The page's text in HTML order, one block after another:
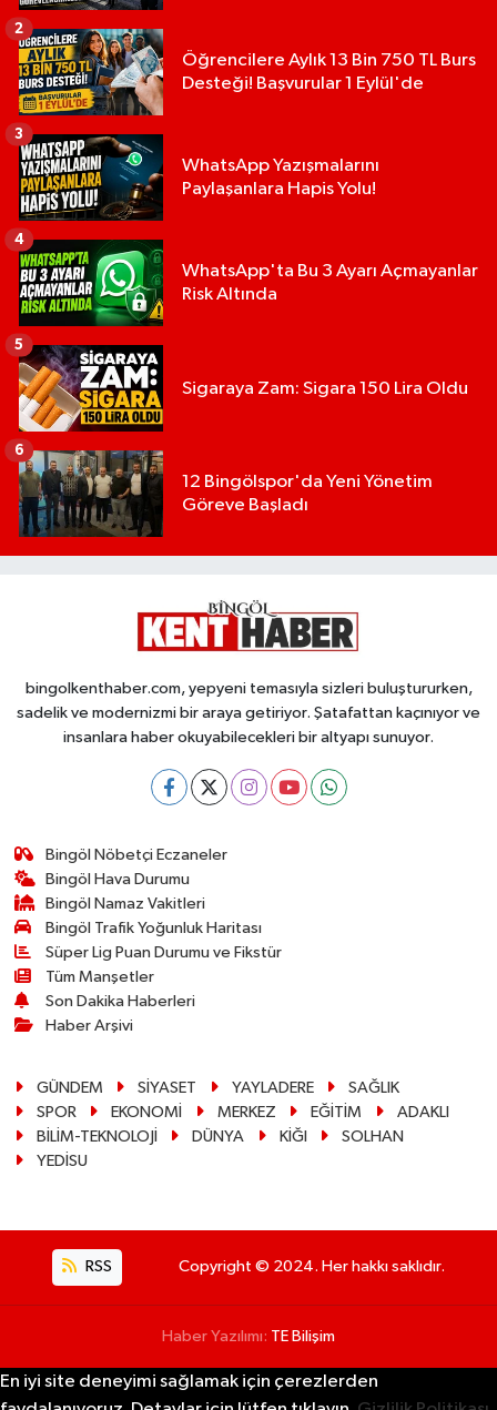
Öğrencilere Aylık 13 Bin 750 TL Burs
Desteği! Başvurular 1 Eylül'de
2
WhatsApp Yazışmalarını
Paylaşanlara Hapis Yolu!
3
WhatsApp'ta Bu 3 Ayarı Açmayanlar
Risk Altında
4
Sigaraya Zam: Sigara 150 Lira Oldu
5
12 Bingölspor'da Yeni Yönetim
Göreve Başladı
6
bingolkenthaber.com, yepyeni temasıyla sizleri buluştururken,
sadelik ve modernizmi bir araya getiriyor. Şatafattan kaçınıyor ve
insanlara haber okuyabilecekleri bir altyapı sunuyor.
Bingöl Nöbetçi Eczaneler
Bingöl Hava Durumu
Bingöl Namaz Vakitleri
Bingöl Trafik Yoğunluk Haritası
Süper Lig Puan Durumu ve Fikstür
Tüm Manşetler
Son Dakika Haberleri
Haber Arşivi
GÜNDEM SİYASET YAYLADERE
SAĞLIK
SPOR
EKONOMİ MERKEZ EĞİTİM
ADAKLI
BİLİM-TEKNOLOJİ
DÜNYA KİĞI
SOLHAN
YEDİSU
RSS Copyright © 2024. Her hakkı saklıdır.
Haber Yazılımı: TE Bilişim
En iyi site deneyimi sağlamak için çerezlerden